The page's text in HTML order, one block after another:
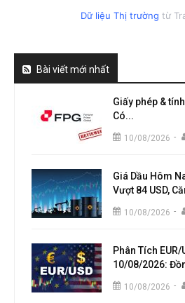
Dữ liệu Thị trường từ
Bài viết mới nhất
Giấy phép &
Có...
10/08/2026 -
Giá Dầu Hôm
Vượt 84 USD,
10/08/2026 -
Phân Tích
10/08/2026:
10/08/2026 -